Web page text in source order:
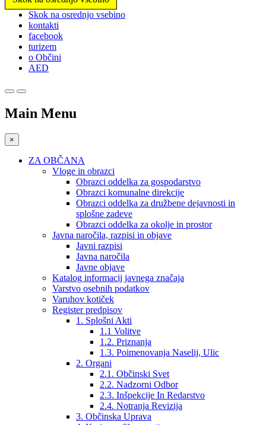
Prosimo,
upoštevajte:
spletno
mesto
vključuje
sistem
Skok na osrednjo vsebino
kontakti
facebook
turizem
o Občini
AED
Main Menu
×
ZA OBČANA
Vloge in obrazci
Obrazci oddelka za gospodarstvo
Obrazci komunalne direkcije
Obrazci oddelka za družbene dejavnosti in
splošne zadeve
Obrazci oddelka za okolje in prostor
Javna naročila, razpisi in objave
Javni razpisi
Javna naročila
Javne objave
Katalog informacij javnega značaja
Varstvo osebnih podatkov
Varuhov kotiček
Register predpisov
1. Splošni Akti
1.1 Volitve
1.2. Priznanja
1.3. Poimenovanja Naselij, Ulic
2. Organi
2.1. Občinski Svet
2.2. Nadzorni Odbor
2.3. Inšpekcije In Redarstvo
2.4. Notranja Revizija
3. Občinska Uprava